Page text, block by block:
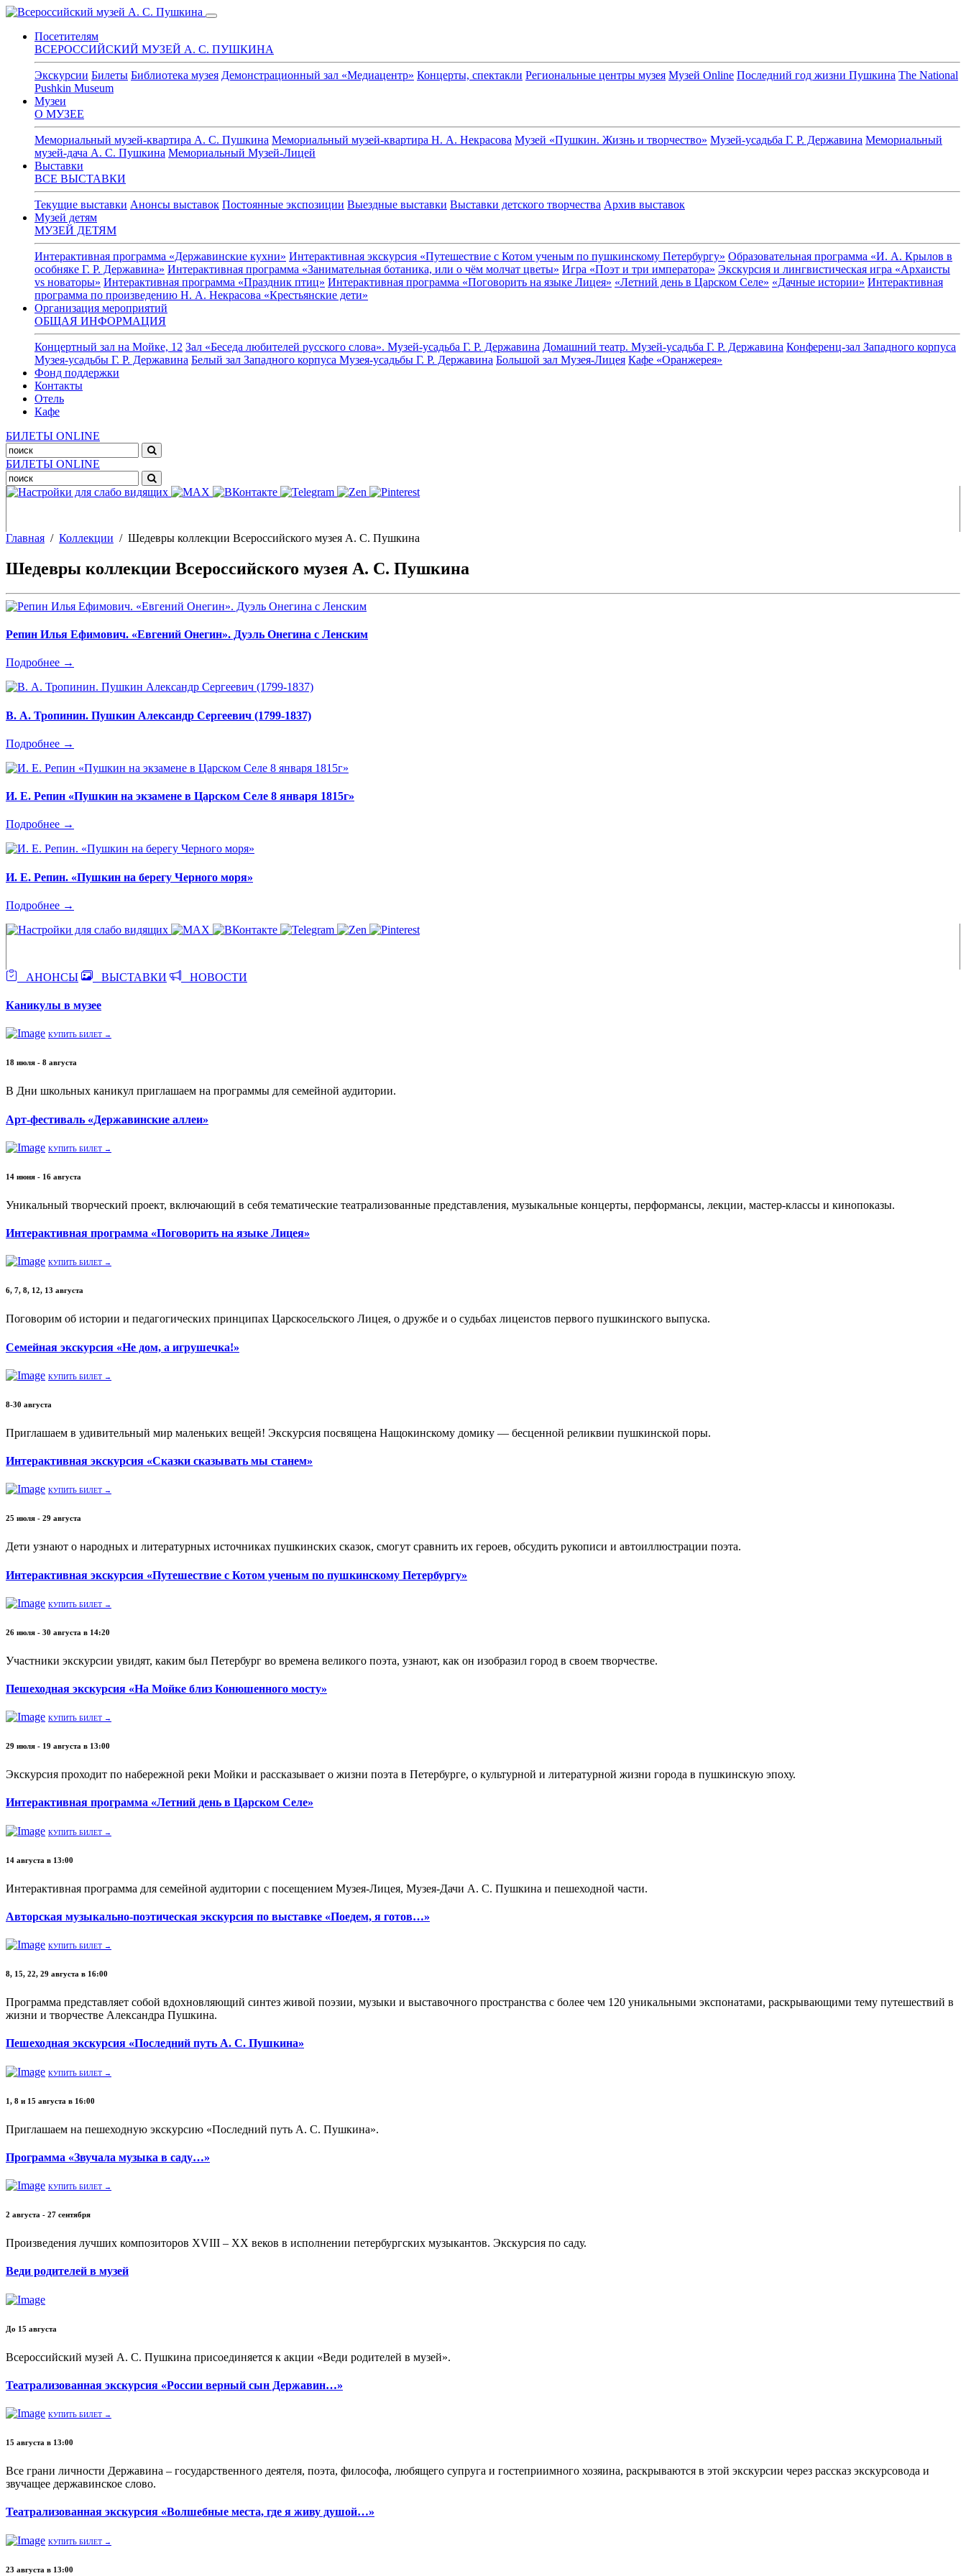
Сайт Всероссийского музея Александра Сергеевича Пушкина
Посетителям
ВСЕРОССИЙСКИЙ МУЗЕЙ А. С. ПУШКИНА
Экскурсии Билеты Библиотека музея Демонстрационный зал «Медиацентр» Концерты, спектакли Региональные центры музея Музей Online Последний год жизни Пушкина The National
Pushkin Museum
Музеи
О МУЗЕЕ
Мемориальный музей-квартира А. С. Пушкина Мемориальный музей-квартира Н. А. Некрасова Музей «Пушкин. Жизнь и творчество» Музей-усадьба Г. Р. Державина Мемориальный
музей-дача А. С. Пушкина Мемориальный Музей-Лицей
Выставки
ВСЕ ВЫСТАВКИ
Текущие выставки Анонсы выставок Постоянные экспозиции Выездные выставки Выставки детского творчества Архив выставок
Музей детям
МУЗЕЙ ДЕТЯМ
Интерактивная программа «Державинские кухни» Интерактивная экскурсия «Путешествие с Котом ученым по пушкинскому Петербургу» Образовательная программа «И. А. Крылов в
особняке Г. Р. Державина» Интерактивная программа «Занимательная ботаника, или о чём молчат цветы» Игра «Поэт и три императора» Экскурсия и лингвистическая игра «Архаисты
vs новаторы» Интерактивная программа «Праздник птиц» Интерактивная программа «Поговорить на языке Лицея» «Летний день в Царском Селе» «Дачные истории» Интерактивная
программа по произведению Н. А. Некрасова «Крестьянские дети»
Организация мероприятий
ОБЩАЯ ИНФОРМАЦИЯ
Концертный зал на Мойке, 12 Зал «Беседа любителей русского слова». Музей-усадьба Г. Р. Державина Домашний театр. Музей-усадьба Г. Р. Державина Конференц-зал Западного корпуса
Музея-усадьбы Г. Р. Державина Белый зал Западного корпуса Музея-усадьбы Г. Р. Державина Большой зал Музея-Лицея Кафе «Оранжерея»
Фонд поддержки
Контакты
Отель
Кафе
БИЛЕТЫ ONLINE
БИЛЕТЫ ONLINE
Главная / Коллекции / Шедевры коллекции Всероссийского музея А. С. Пушкина
Шедевры коллекции Всероссийского музея А. С. Пушкина
Репин Илья Ефимович. «Евгений Онегин». Дуэль Онегина с Ленским
Подробнее →
В. А. Тропинин. Пушкин Александр Сергеевич (1799-1837)
Подробнее →
И. Е. Репин «Пушкин на экзамене в Царском Селе 8 января 1815г»
Подробнее →
И. Е. Репин. «Пушкин на берегу Черного моря»
Подробнее →
АНОНСЫ ВЫСТАВКИ НОВОСТИ
Каникулы в музее
КУПИТЬ БИЛЕТ →
18 июля - 8 августа
В Дни школьных каникул приглашаем на программы для семейной аудитории.
Арт-фестиваль «Державинские аллеи»
КУПИТЬ БИЛЕТ →
14 июня - 16 августа
Уникальный творческий проект, включающий в себя тематические театрализованные представления, музыкальные концерты, перформансы, лекции, мастер-классы и кинопоказы.
Интерактивная программа «Поговорить на языке Лицея»
КУПИТЬ БИЛЕТ →
6, 7, 8, 12, 13 августа
Поговорим об истории и педагогических принципах Царскосельского Лицея, о дружбе и о судьбах лицеистов первого пушкинского выпуска.
Семейная экскурсия «Не дом, а игрушечка!»
КУПИТЬ БИЛЕТ →
8-30 августа
Приглашаем в удивительный мир маленьких вещей! Экскурсия посвящена Нащокинскому домику — бесценной реликвии пушкинской поры.
Интерактивная экскурсия «Сказки сказывать мы станем»
КУПИТЬ БИЛЕТ →
25 июля - 29 августа
Дети узнают о народных и литературных источниках пушкинских сказок, смогут сравнить их героев, обсудить рукописи и автоиллюстрации поэта.
Интерактивная экскурсия «Путешествие с Котом ученым по пушкинскому Петербургу»
КУПИТЬ БИЛЕТ →
26 июля - 30 августа в 14:20
Участники экскурсии увидят, каким был Петербург во времена великого поэта, узнают, как он изобразил город в своем творчестве.
Пешеходная экскурсия «На Мойке близ Конюшенного мосту»
КУПИТЬ БИЛЕТ →
29 июля - 19 августа в 13:00
Экскурсия проходит по набережной реки Мойки и рассказывает о жизни поэта в Петербурге, о культурной и литературной жизни города в пушкинскую эпоху.
Интерактивная программа «Летний день в Царском Селе»
КУПИТЬ БИЛЕТ →
14 августа в 13:00
Интерактивная программа для семейной аудитории с посещением Музея-Лицея, Музея-Дачи А. С. Пушкина и пешеходной части.
Авторская музыкально-поэтическая экскурсия по выставке «Поедем, я готов…»
КУПИТЬ БИЛЕТ →
8, 15, 22, 29 августа в 16:00
Программа представляет собой вдохновляющий синтез живой поэзии, музыки и выставочного пространства с более чем 120 уникальными экспонатами, раскрывающими тему путешествий в
жизни и творчестве Александра Пушкина.
Пешеходная экскурсия «Последний путь А. С. Пушкина»
КУПИТЬ БИЛЕТ →
1, 8 и 15 августа в 16:00
Приглашаем на пешеходную экскурсию «Последний путь А. С. Пушкина».
Программа «Звучала музыка в саду…»
КУПИТЬ БИЛЕТ →
2 августа - 27 сентября
Произведения лучших композиторов XVIII – XX веков в исполнении петербургских музыкантов. Экскурсия по саду.
Веди родителей в музей
До 15 августа
Всероссийский музей А. С. Пушкина присоединяется к акции «Веди родителей в музей».
Театрализованная экскурсия «России верный сын Державин…»
КУПИТЬ БИЛЕТ →
15 августа в 13:00
Все грани личности Державина – государственного деятеля, поэта, философа, любящего супруга и гостеприимного хозяина, раскрываются в этой экскурсии через рассказ экскурсовода и
звучащее державинское слово.
Театрализованная экскурсия «Волшебные места, где я живу душой…»
КУПИТЬ БИЛЕТ →
23 августа в 13:00